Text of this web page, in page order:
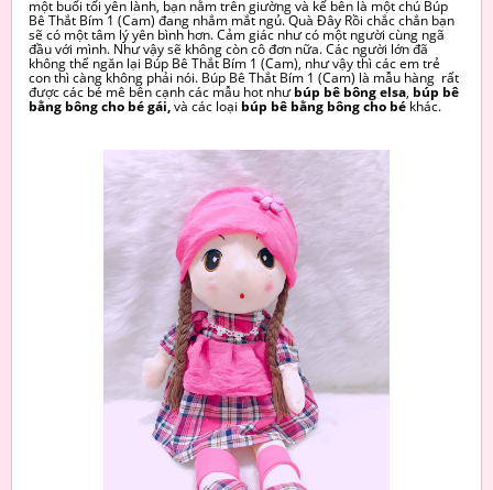
một buổi tối yên lành, bạn nằm trên giường và kế bên là một chú Búp
Bê Thắt Bím 1 (Cam) đang nhắm mắt ngủ. Quà Đây Rồi chắc chắn bạn
sẽ có một tâm lý yên bình hơn. Cảm giác như có một người cùng ngã
đầu với mình. Như vậy sẽ không còn cô đơn nữa. Các người lớn đã
không thể ngăn lại Búp Bê Thắt Bím 1 (Cam), như vậy thì các em trẻ
con thì càng không phải nói. Búp Bê Thắt Bím 1 (Cam) là mẫu hàng rất
được các bé mê bên cạnh các mẫu hot nhưbúp bê bông elsa, búp bê
bằng bông cho bé gái,và các loại búp bê bằng bông cho bé khác.